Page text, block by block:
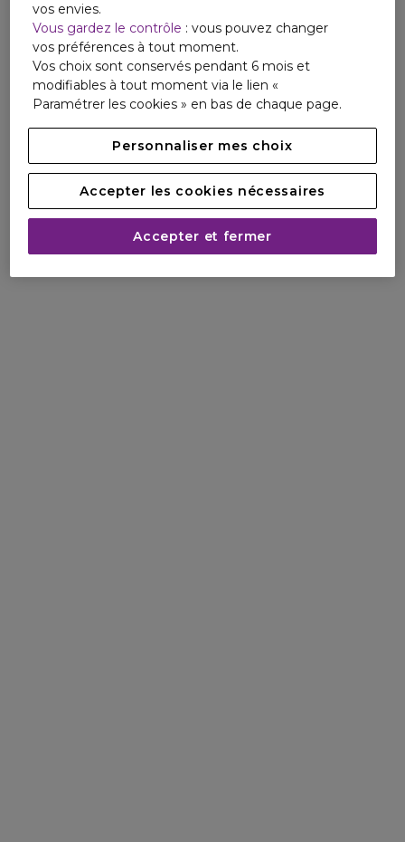
Chez BIOTHERM, nous sommes des pionniers de la
Beauté Bleue. La marque s'engage à créer des soins plus
naturels, puissants et qui contribuent au respect des
océans depuis 2012 à travers le programme
WATERLOVERS.
* Sans les filtres - 74% de la formule avec les filtres, selon la
**Hors pompe, colorants et additifs
vos envies.
Vous gardez le contrôle : vous pouvez changer
vos préférences à tout moment.
Vos choix sont conservés pendant 6 mois et
modifiables à tout moment via le lien «
Paramétrer les cookies » en bas de chaque page.
Personnaliser mes choix
Accepter les cookies nécessaires
Accepter et fermer